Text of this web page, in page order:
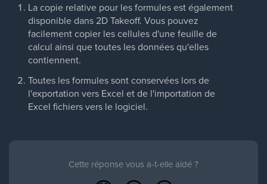
La copie relative pour les formules est également
disponible dans 2D Takeoff. Vous pouvez
facilement copier les cellules d'une feuille de
calcul ainsi que toutes les données qu'elles
contiennent.
Toutes les formules sont conservées lors de
l'exportation vers Excel et de l'importation de
Excel fichiers vers le logiciel.
Cette réponse vous a-t-elle aidé ?